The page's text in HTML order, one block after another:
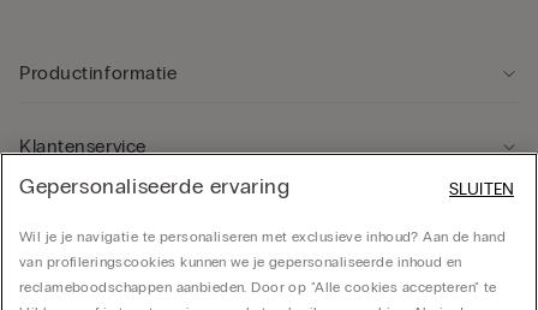
Productinformatie
Klantenservice
Bedrijf
Gepersonaliseerde ervaring
Wil je je navigatie te personaliseren met exclusieve inhoud? Aan de hand
van profileringscookies kunnen we je gepersonaliseerde inhoud en
reclameboodschappen aanbieden. Door op "Alle cookies accepteren" te
SLUITEN